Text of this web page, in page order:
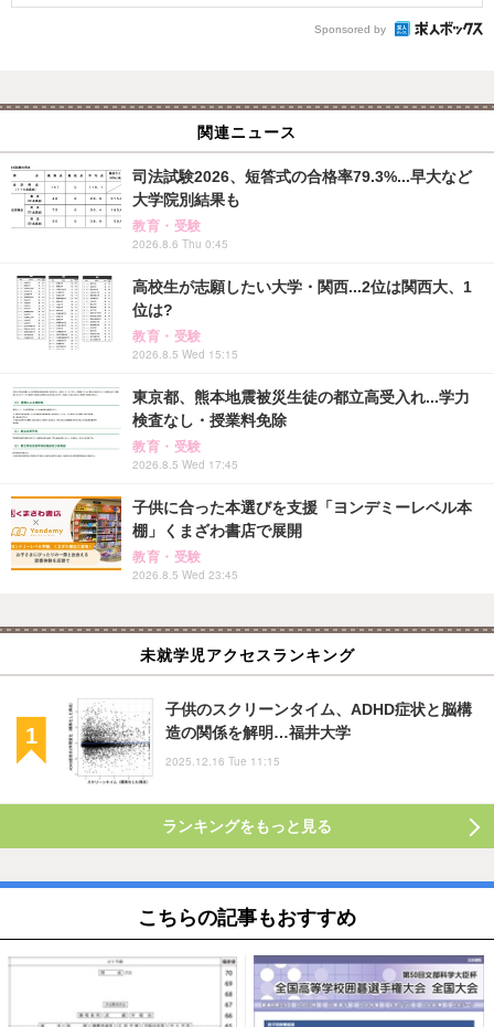
Sponsored by
関連ニュース
司法試験2026、短答式の合格率79.3%...早大など
大学院別結果も
教育・受験
2026.8.6 Thu 0:45
高校生が志願したい大学・関西...2位は関西大、1
位は?
教育・受験
2026.8.5 Wed 15:15
東京都、熊本地震被災生徒の都立高受入れ...学力
検査なし・授業料免除
教育・受験
2026.8.5 Wed 17:45
子供に合った本選びを支援「ヨンデミーレベル本
棚」くまざわ書店で展開
教育・受験
2026.8.5 Wed 23:45
未就学児アクセスランキング
子供のスクリーンタイム、ADHD症状と脳構
造の関係を解明…福井大学
2025.12.16 Tue 11:15
ランキングをもっと見る
こちらの記事もおすすめ